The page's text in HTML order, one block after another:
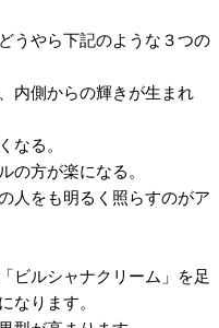
うやら下記のような３つの
内側からの輝きが生まれ
なる。
の方が楽になる。
人をも明るく照らすのがア
ビルシャナクリーム」を足
なります。